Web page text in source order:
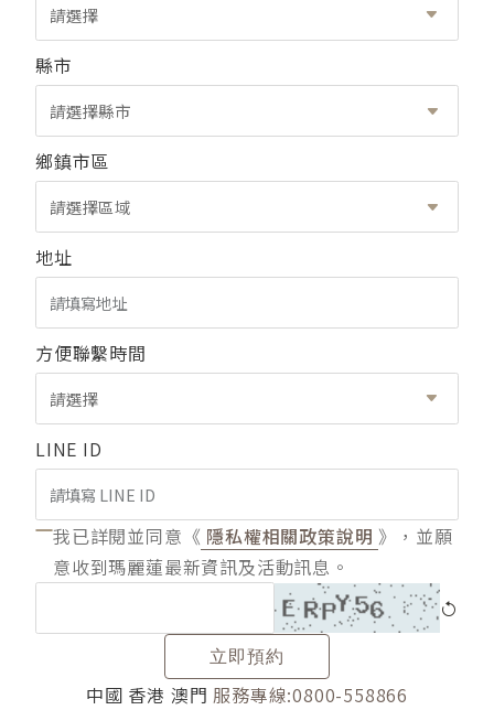
請選擇
縣市
請選擇縣市
鄉鎮市區
請選擇區域
地址
方便聯繫時間
請選擇
LINE ID
我已詳閱並同意《 隱私權相關政策說明 》，並願
意收到瑪麗蓮最新資訊及活動訊息。
立即預約
中國 香港 澳門服務專線:0800-558866